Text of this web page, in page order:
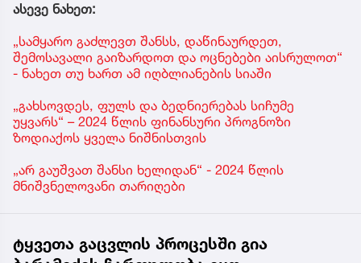
ასევე ნახეთ:
„სამყარო გაძლევთ შანსს, დაწინაურდეთ,
შემოსავალი გაიზარდოთ და ოცნებები აისრულოთ“
- ნახეთ თუ ხართ ამ იღბლიანების სიაში
„გახსოვდეს, ფულს და ბედნიერებას სიჩუმე
უყვარს“ – 2024 წლის ფინანსური პროგნოზი
ზოდიაქოს ყველა ნიშნისთვის
„არ გაუშვათ შანსი ხელიდან“ - 2024 წლის
მნიშვნელოვანი თარიღები
ტყვეთა გაცვლის პროცესში გია